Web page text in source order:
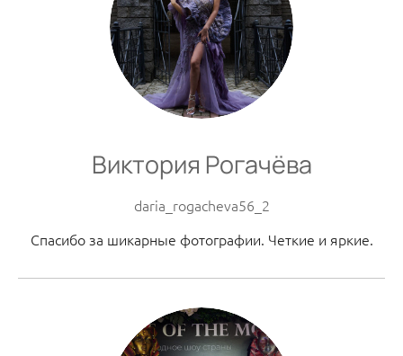
Виктория Рогачёва
daria_rogacheva56_2
Спасибо за шикарные фотографии. Четкие и яркие.